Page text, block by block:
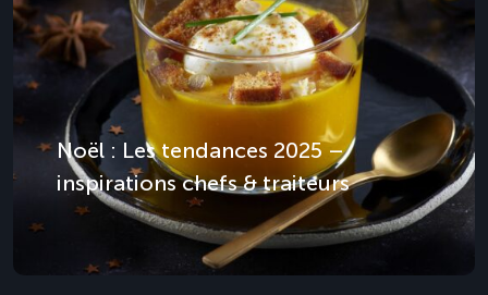
Noël : Les tendances 2025 –
inspirations chefs & traiteurs